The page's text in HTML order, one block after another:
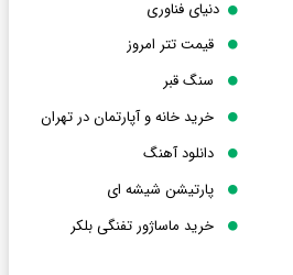
دنیای فناوری
قیمت تتر امروز
سنگ قبر
خرید خانه و آپارتمان در تهران
دانلود آهنگ
پارتیشن شیشه ای
خرید ماساژور تفنگی بلکر